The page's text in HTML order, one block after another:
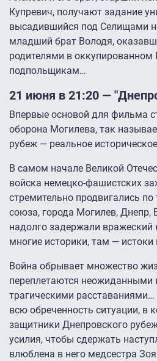
Купревич, получают задание
высадившийся под Селищами
младший брат Володя,
родителями в оккупированном
подпольщикам…
21 июня в 21:20 —
Впервые основой для фильма
оборона Могилева, так
рубеж — реальное
В самом начале Великой
войска немецко-фашистских
стремительно продвигались по
союза, города Могилев, Днепр,
надолго задержали вражеский
многие историки, там —
Война обрывает множество
переплетаются неожиданными
трагическими
всю обреченность ситуации, в
защитники Днепровского
усилия, чтобы сдержать
влюблена в него медсестра